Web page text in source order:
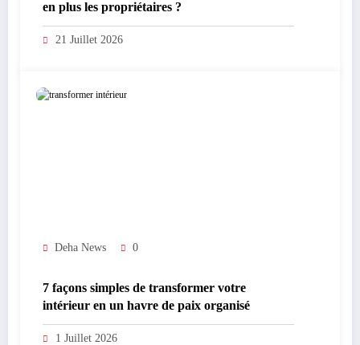
en plus les propriétaires ?
21 Juillet 2026
Deha News 0
7 façons simples de transformer votre
intérieur en un havre de paix organisé
1 Juillet 2026